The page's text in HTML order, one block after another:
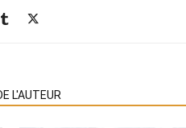
L'AUTEUR